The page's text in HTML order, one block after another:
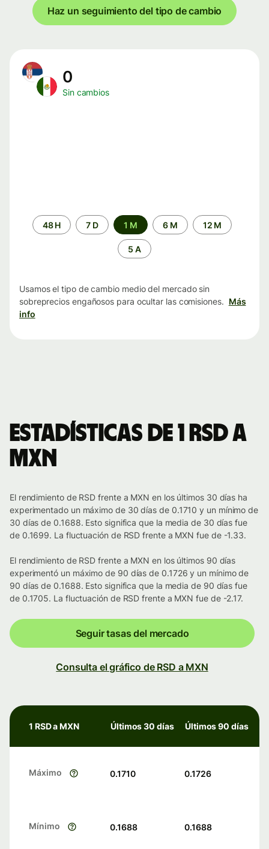
Haz un seguimiento del tipo de cambio
0
Sin cambios
Periodo48 H 7 D 1 M 6 M 12 M
5 A
Usamos el tipo de cambio medio del mercado sin
sobreprecios engañosos para ocultar las comisiones. Más
info
Estadísticas de 1 RSD a
MXN
El rendimiento de RSD frente a MXN en los últimos 30 días ha
experimentado un máximo de 30 días de 0.1710 y un mínimo de
30 días de 0.1688. Esto significa que la media de 30 días fue
de 0.1699. La fluctuación de RSD frente a MXN fue de -1.33.
El rendimiento de RSD frente a MXN en los últimos 90 días
experimentó un máximo de 90 días de 0.1726 y un mínimo de
90 días de 0.1688. Esto significa que la media de 90 días fue
de 0.1705. La fluctuación de RSD frente a MXN fue de -2.17.
Seguir tasas del mercado
Consulta el gráfico de RSD a MXN
1 RSD a MXN Últimos 30 días Últimos 90 días
Máximo 0.1710 0.1726
Mínimo 0.1688 0.1688